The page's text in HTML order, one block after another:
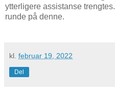
ytterligere assistanse
runde på denne.
kl. februar 19, 2022
Del